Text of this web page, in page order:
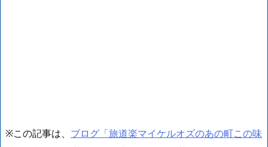
※この記事は、 ブログ「旅道楽マイケルオズのあの町この味